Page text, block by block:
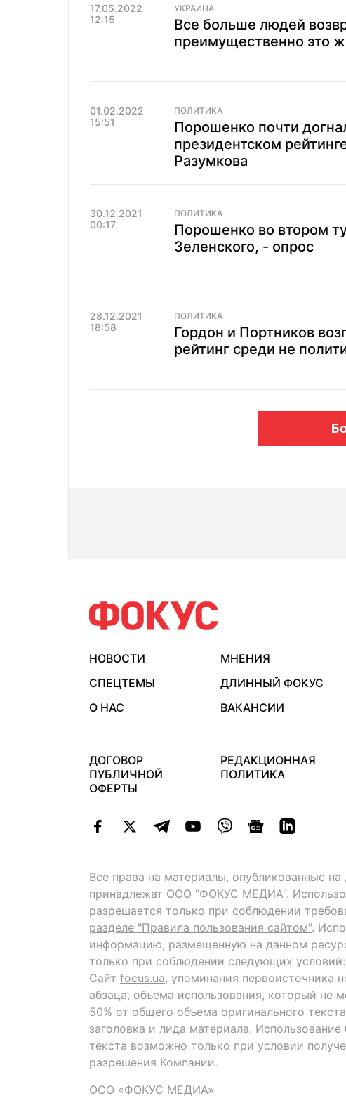
17.05.2022
12:15
УКРАИНА
Все больше людей
преимущественно это
01.02.2022
15:51
ПОЛИТИКА
Порошенко почти
президентском
Разумкова
30.12.2021
00:17
ПОЛИТИКА
Порошенко во втором
Зеленского, - опрос
28.12.2021
18:58
ПОЛИТИКА
Гордон и Портников
рейтинг среди не
НОВОСТИ МНЕНИЯ
СПЕЦТЕМЫ
ДЛИННЫЙ ФОКУС
О НАС
ВАКАНСИИ
ДОГОВОР
ПУБЛИЧНОЙ
ОФЕРТЫ
РЕДАКЦИОННАЯ
ПОЛИТИКА
Все права на материалы, опубликованные на
принадлежат ООО "ФОКУС МЕДИА".
разрешается только при соблюдении
разделе "Правила пользования сайтом".
информацию, размещенную на данном
только при соблюдении следующих
Сайт focus.ua, упоминания первоисточника
абзаца, объема использования, который не
50% от общего объема оригинального
заголовка и лида материала.
текста возможно только при условии
разрешения Компании.
ООО «ФОКУС МЕДИА»